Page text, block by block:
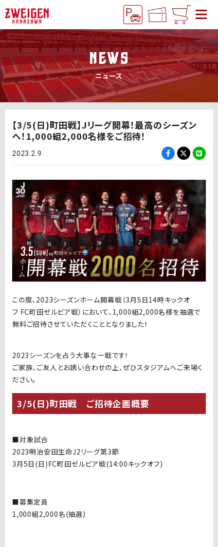
NEWS
ニュース
【3/5(日)町田戦】Jリーグ開幕！最高のシーズン
へ！1,000組2,000名様をご招待！
2023.2.9
この度、 2023シーズンホーム開幕戦（3月5日14時キックオ
フ FC町田ゼルビア戦）において、 1,000組2,000名様を抽選で
無料ご招待させていただくこととなりました！
2023シーズンを占う大事な一戦です！
ご家族、ご友人とお誘い合わせの上、ぜひスタジアムへご来場く
ださい。
3/5(日)町田戦 ご招待企画概要
■対象試合
2023明治安田生命J2 リーグ第3節
3月5日 (日 )FC町田ゼルビア戦(14:00キックオフ)
■募集定員
1,000組2,000名(抽選)